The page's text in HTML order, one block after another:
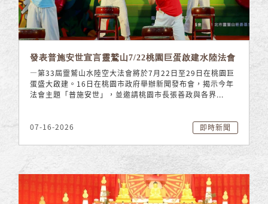
發表普施安世宣言靈鷲山7/22桃園巨蛋啟建水陸法會
—第33屆靈鷲山水陸空大法會將於7月22日至29日在桃園巨
蛋盛大啟建。16日在桃園市政府舉辦新聞發布會，揭示今年
法會主題「普施安世」，並邀請桃園市長張善政與各界...
07-16-2026 即時新聞